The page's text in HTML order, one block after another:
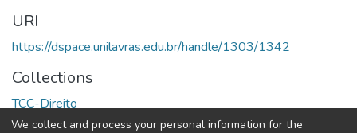
URI
https://dspace.unilavras.edu.br/handle/1303/1342
Collections
TCC-Direito
We collect and process your personal information for the